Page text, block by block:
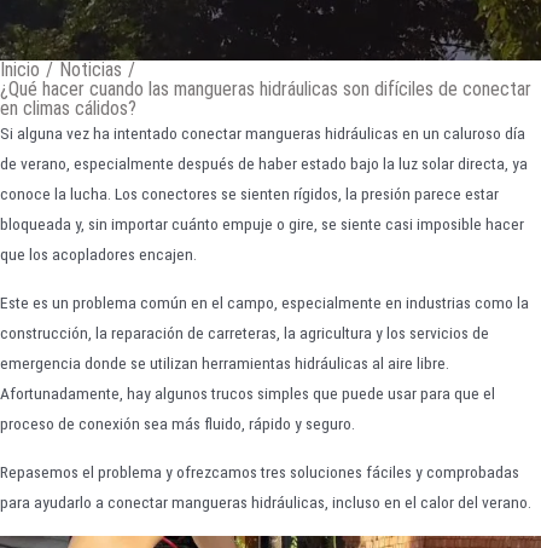
Inicio / Noticias /
¿Qué hacer cuando las mangueras hidráulicas son difíciles de conectar
en climas cálidos?
Si alguna vez ha intentado conectar mangueras hidráulicas en un caluroso día
de verano, especialmente después de haber estado bajo la luz solar directa, ya
conoce la lucha. Los conectores se sienten rígidos, la presión parece estar
bloqueada y, sin importar cuánto empuje o gire, se siente casi imposible hacer
que los acopladores encajen.
Este es un problema común en el campo, especialmente en industrias como la
construcción, la reparación de carreteras, la agricultura y los servicios de
emergencia donde se utilizan herramientas hidráulicas al aire libre.
Afortunadamente, hay algunos trucos simples que puede usar para que el
proceso de conexión sea más fluido, rápido y seguro.
Repasemos el problema y ofrezcamos tres soluciones fáciles y comprobadas
para ayudarlo a conectar mangueras hidráulicas, incluso en el calor del verano.